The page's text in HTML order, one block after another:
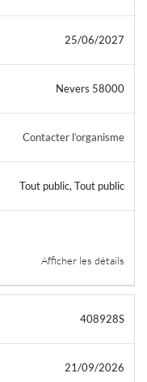
25/06/2027
Nevers 58000
Contacter l’organisme
Tout public, Tout public
Afficher les détails
408928S
21/09/2026